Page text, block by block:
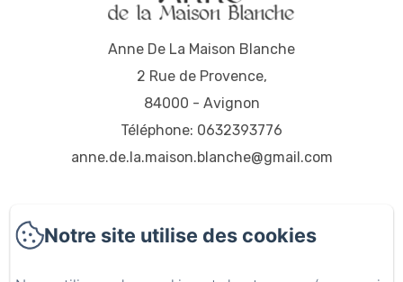
Anne De La Maison Blanche
2 Rue de Provence,
84000 - Avignon
Téléphone: 0632393776
anne.de.la.maison.blanche@gmail.com
Accueil
Notre site utilise des cookies